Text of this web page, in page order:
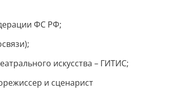
ФС РФ;
искусства – ГИТИС;
и сценарист